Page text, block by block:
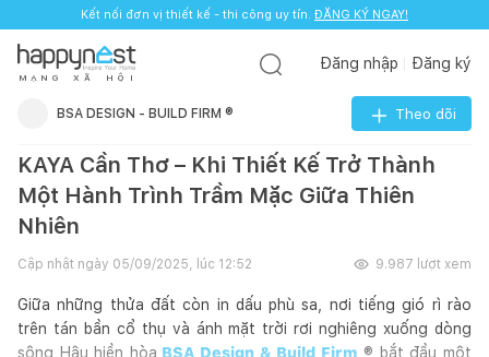
Kết nối đơn vị thiết kế - thi công uy tín. ĐĂNG KÝ NGAY!
M Ạ N G X Ã H Ộ I
Đăng nhập Đăng ký
BSA DESIGN - BUILD FIRM ® Theo dõi
KAYA Cần Thơ – Khi Thiết Kế Trở Thành
Một Hành Trình Trầm Mặc Giữa Thiên
Nhiên
Cập nhật ngày 05/09/2025, lúc 12:52 9.987 lượt xem
Giữa những thửa đất còn in dấu phù sa, nơi tiếng gió rì rào
trên tán bần cổ thụ và ánh mặt trời rơi nghiêng xuống dòng
sông Hậu hiền hòa, BSA Design & Build Firm ® bắt đầu một